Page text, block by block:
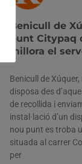
Benicull de
punt Citypaq
millora el
Benicull de
disposa des
de recollida i
instal·lació d’un
nou punt es troba
situada al carrer
per